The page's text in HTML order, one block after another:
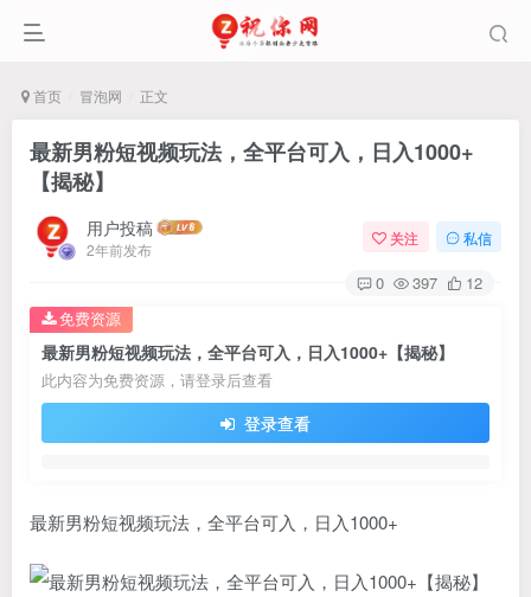
首页 冒泡网 正文
最新男粉短视频玩法，全平台可入，日入1000+
【揭秘】
用户投稿
2年前发布
关注 私信
0 397 12
最新男粉短视频玩法，全平台可入，日入1000+【揭秘】
此内容为免费资源，请登录后查看
登录查看
免费资源
最新男粉短视频玩法，全平台可入，日入1000+